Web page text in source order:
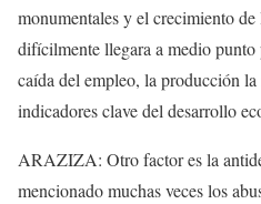
monumentales y el crecimiento
difícilmente llegara a medio
caída del empleo, la producción
indicadores clave del desarrollo
ARAZIZA: Otro factor es la
mencionado muchas veces los